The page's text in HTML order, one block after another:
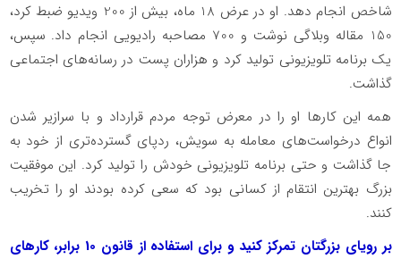
شاخص انجام دهد. او در عرض 18 ماه، بیش از 200 ویدیو ضبط کرد،
150 مقاله وبلاگی نوشت و 700 مصاحبه رادیویی انجام داد. سپس،
یک برنامه تلویزیونی تولید کرد و هزاران پست در رسانه‌های اجتماعی
گذاشت.
همه این کارها او را در معرض توجه مردم قرارداد و با سرازیر شدن
انواع درخواست‌های معامله به سویش، ردپای گسترده‌تری از خود به
جا گذاشت و حتی برنامه تلویزیونی خودش را تولید کرد. این موفقیت
بزرگ بهترین انتقام از کسانی بود که سعی کرده بودند او را تخریب
کنند.
بر رویای بزرگتان تمرکز کنید و برای استفاده از قانون 10 برابر، کارهای